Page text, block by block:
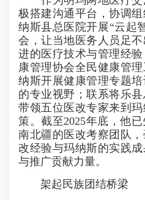
极搭建沟通平台，协调
纳斯县总医院开展“云起
会，让当地医务人员足
进的医疗技术与管理经
康管理协会全民健康管
纳斯开展健康管理专题
的专业视野；联系将乐
带领五位医改专家来到
策。截至2025年底，他
南北疆的医改考察团队
改经验与玛纳斯的实践
与推广贡献力量。
架起民族团结桥梁